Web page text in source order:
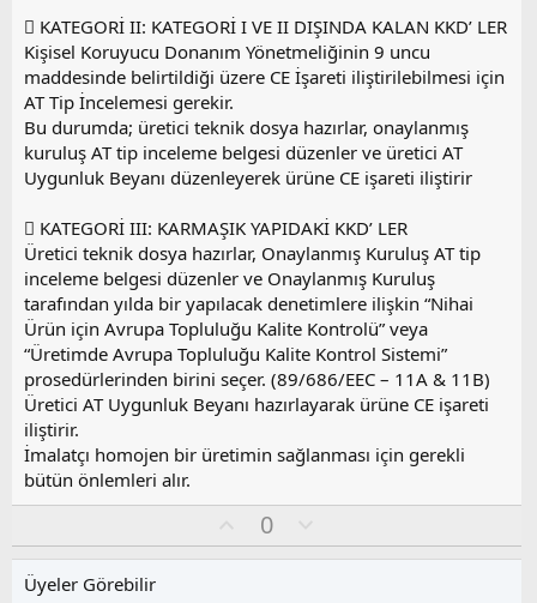
 KATEGORİ II: KATEGORİ I VE II DIŞINDA KALAN KKD’ LER
Kişisel Koruyucu Donanım Yönetmeliğinin 9 uncu
maddesinde belirtildiği üzere CE İşareti iliştirilebilmesi için
AT Tip İncelemesi gerekir.
Bu durumda; üretici teknik dosya hazırlar, onaylanmış
kuruluş AT tip inceleme belgesi düzenler ve üretici AT
Uygunluk Beyanı düzenleyerek ürüne CE işareti iliştirir
 KATEGORİ III: KARMAŞIK YAPIDAKİ KKD’ LER
Üretici teknik dosya hazırlar, Onaylanmış Kuruluş AT tip
inceleme belgesi düzenler ve Onaylanmış Kuruluş
tarafından yılda bir yapılacak denetimlere ilişkin “Nihai
Ürün için Avrupa Topluluğu Kalite Kontrolü” veya
“Üretimde Avrupa Topluluğu Kalite Kontrol Sistemi”
prosedürlerinden birini seçer. (89/686/EEC – 11A & 11B)
Üretici AT Uygunluk Beyanı hazırlayarak ürüne CE işareti
iliştirir.
İmalatçı homojen bir üretimin sağlanması için gerekli
bütün önlemleri alır.
y
0
l
Üyeler Görebilir